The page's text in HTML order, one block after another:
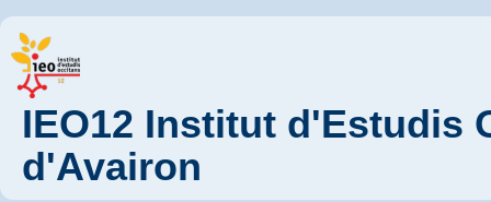
IEO12 Institut d'Estudis
d'Avairon